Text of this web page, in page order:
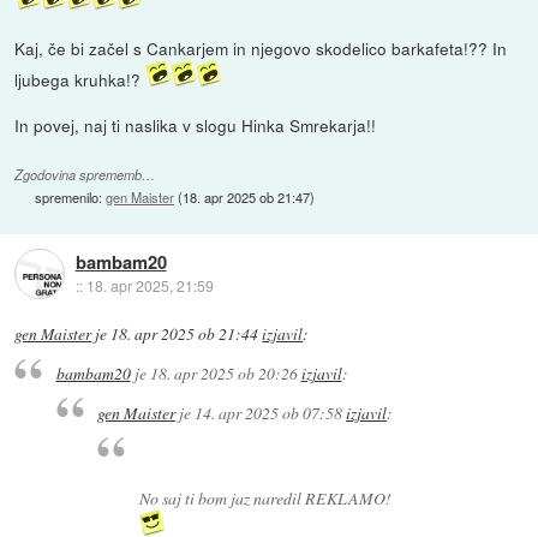
Kaj, če bi začel s Cankarjem in njegovo skodelico barkafeta!?? In
ljubega kruhka!?
In povej, naj ti naslika v slogu Hinka Smrekarja!!
Zgodovina sprememb…
spremenilo:gen Maister(18. apr 2025 ob 21:47)
bambam20
:: 18. apr 2025, 21:59
gen Maisterje 18. apr 2025 ob 21:44izjavil:
bambam20je 18. apr 2025 ob 20:26izjavil:
gen Maisterje 14. apr 2025 ob 07:58izjavil:
No saj ti bom jaz naredil REKLAMO!